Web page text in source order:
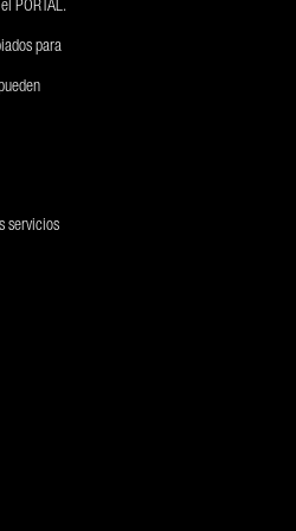
PORTAL.
para
servicios